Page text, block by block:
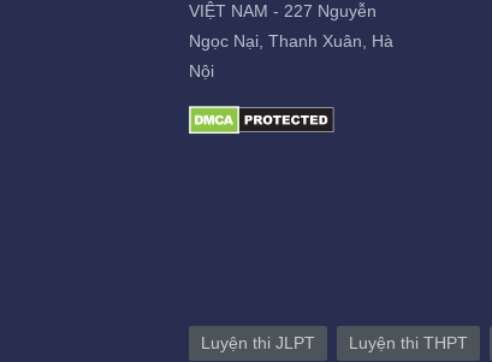
VIỆT NAM - 227 Nguyễn
Ngọc Nại, Thanh Xuân, Hà
Nội
Luyện thi JLPT Luyện thi THPT